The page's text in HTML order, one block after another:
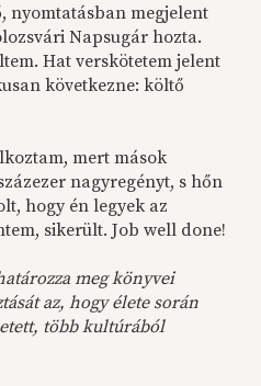
nyomtatásban megjelent
Napsugár hozta.
Hat verskötetem jelent
következne: költő
mert mások
nagyregényt, s hőn
hogy én legyek az
sikerült. Job well done!
meg könyvei
az, hogy élete során
több kultúrából